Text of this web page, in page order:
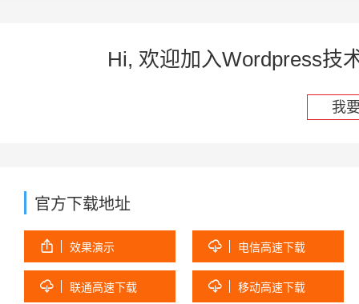
Hi, 欢迎加入Wordpress技
我
官方下载地址
 效果演示  电信高速下载
 联通高速下载  移动高速下载